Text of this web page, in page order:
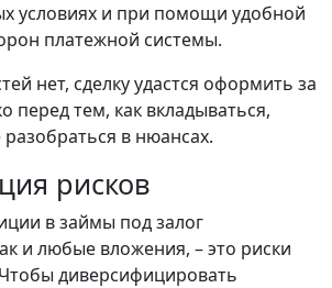
условиях и при помощи удобной
платежной системы.
нет, сделку удастся оформить за
перед тем, как вкладываться,
в нюансах.
рисков
в займы под залог
и любые вложения, – это риски
диверсифицировать